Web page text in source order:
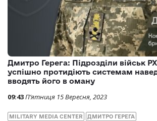
Дмитро Герега: Підрозділи військ
успішно протидіють системам
вводять його в оману
09:43П’ятниця 15 Вересня, 2023
MILITARY MEDIA CENTER ДМИТРО ГЕРЕГА